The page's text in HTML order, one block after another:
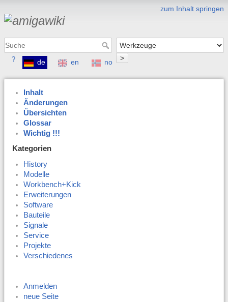
zum Inhalt springen
>
? de en no
Inhalt
Änderungen
Übersichten
Glossar
Wichtig !!!
Kategorien
History
Modelle
Workbench+Kick
Erweiterungen
Software
Bauteile
Signale
Service
Projekte
Verschiedenes
Anmelden
neue Seite